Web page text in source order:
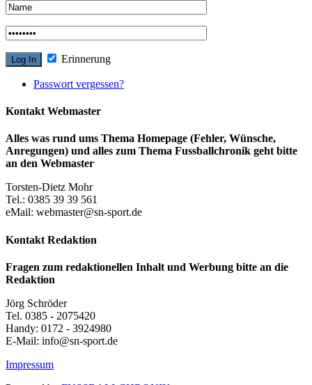
Erinnerung
Passwort vergessen?
Kontakt Webmaster
Alles was rund ums Thema Homepage (Fehler, Wünsche,
Anregungen) und alles zum Thema Fussballchronik geht bitte
an den Webmaster
Torsten-Dietz Mohr
Tel.: 0385 39 39 561
eMail: webmaster@sn-sport.de
Kontakt Redaktion
Fragen zum redaktionellen Inhalt und Werbung bitte an die
Redaktion
Jörg Schröder
Tel. 0385 - 2075420
Handy: 0172 - 3924980
E-Mail: info@sn-sport.de
Impressum